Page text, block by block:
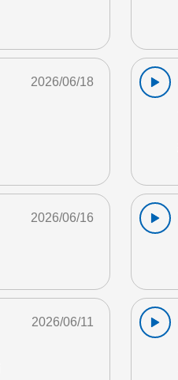
2026/06/18
2026/06/16
2026/06/11